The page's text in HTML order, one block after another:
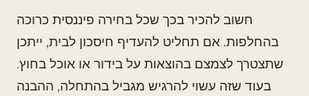
חשוב להכיר בכך שכל בחירה פיננסית כרוכה
בהחלפות. אם תחליט להעדיף חיסכון לבית, ייתכן
שתצטרך לצמצם בהוצאות על בידור או אוכל בחוץ.
בעוד שזה עשוי להרגיש מגביל בהתחלה, ההבנה